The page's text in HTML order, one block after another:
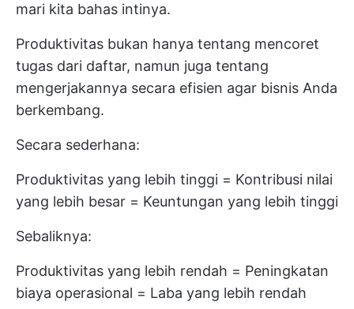
mari kita bahas intinya.
Produktivitas bukan hanya tentang mencoret
tugas dari daftar, namun juga tentang
mengerjakannya secara efisien agar bisnis Anda
berkembang.
Secara sederhana:
Produktivitas yang lebih tinggi = Kontribusi nilai
yang lebih besar = Keuntungan yang lebih tinggi
Sebaliknya:
Produktivitas yang lebih rendah = Peningkatan
biaya operasional = Laba yang lebih rendah